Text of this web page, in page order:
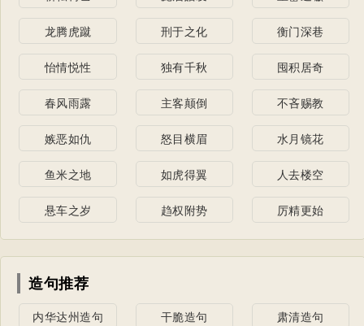
龙腾虎蹴 刑于之化 衡门深巷
怡情悦性 独有千秋 囤积居奇
春风雨露 主客颠倒 不吝赐教
嫉恶如仇 怒目横眉 水月镜花
鱼米之地 如虎得翼 人去楼空
悬车之岁 趋权附势 厉精更始
造句推荐
内华达州造句 干脆造句 肃清造句